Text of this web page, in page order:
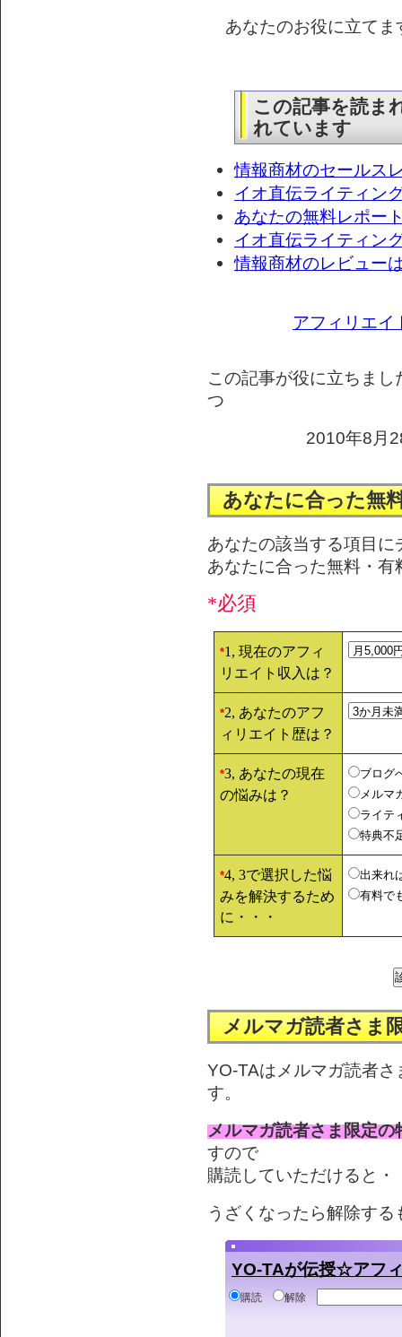
あなたのお役に立てま
この記事を読ま
れています
情報商材のセールス
イオ直伝ライティン
あなたの無料レポー
イオ直伝ライティン
情報商材のレビュー
アフィリエイ
この記事が役に立ちま
つ
2010年8月
あなたに合った無
あなたの該当する項目
あなたに合った無料・
*必須
*1, 現在のアフィ
リエイト収入は？
*2, あなたのアフ
ィリエイト歴は？
*3, あなたの現在
の悩みは？
ブログ
メルマ
ライテ
特典不
*4, 3で選択した悩
みを解決するため
に・・・
出来れ
有料で
メルマガ読者さま
YO-TAはメルマガ読者
す。
メルマガ読者さま限定の
すので
購読していただけると
うざくなったら解除す
YO-TAが伝授☆アフ
購読 解除